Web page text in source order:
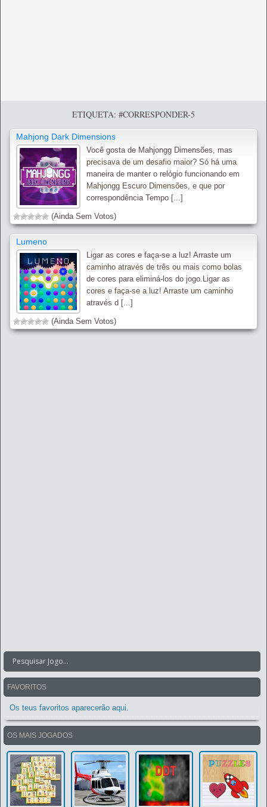
ETIQUETA: #CORRESPONDER-5
Mahjong Dark Dimensions
Você gosta de Mahjongg Dimensões, mas
precisava de um desafio maior? Só há uma
maneira de manter o relógio funcionando em
Mahjongg Escuro Dimensões, e que por
correspondência Tempo [...]
(Ainda Sem Votos)
Lumeno
Ligar as cores e faça-se a luz! Arraste um
caminho através de três ou mais como bolas
de cores para eliminá-los do jogo.Ligar as
cores e faça-se a luz! Arraste um caminho
através d [...]
(Ainda Sem Votos)
FAVORITOS
Os teus favoritos aparecerão aqui.
OS MAIS JOGADOS